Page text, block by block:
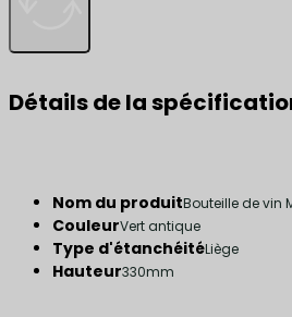
Détails de la
Nom du produitBouteille de vin
CouleurVert antique
Type d'étanchéitéLiège
Hauteur330mm